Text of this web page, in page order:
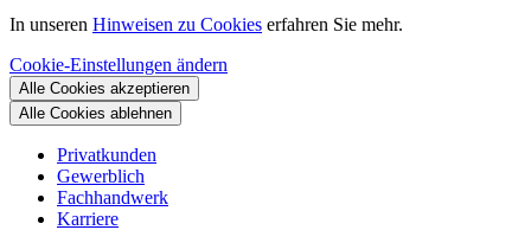
In unseren Hinweisen zu Cookies erfahren Sie mehr.
Cookie-Einstellungen ändern
Alle Cookies akzeptieren
Alle Cookies ablehnen
Privatkunden
Gewerblich
Fachhandwerk
Karriere